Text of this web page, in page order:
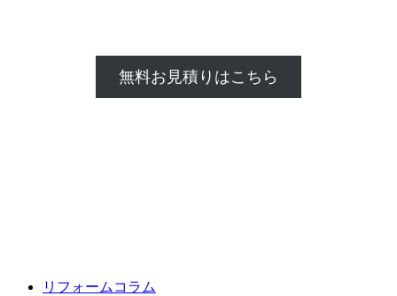
無料お見積りはこちら
リフォームコラム